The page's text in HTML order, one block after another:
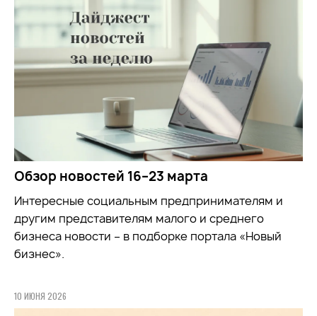
Обзор новостей 16–23 марта
Интересные социальным предпринимателям и
другим представителям малого и среднего
бизнеса новости – в подборке портала «Новый
бизнес».
10 ИЮНЯ 2026